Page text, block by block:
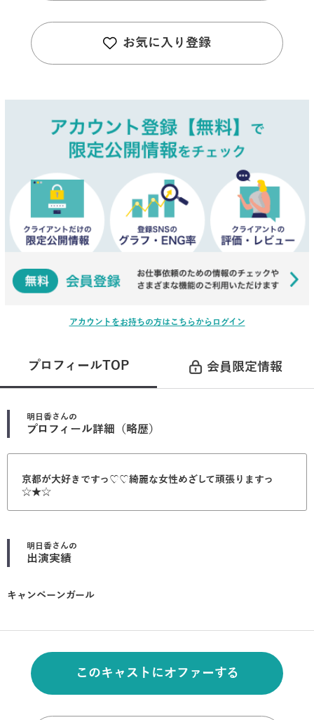
お気に入り登録
アカウントをお持ちの方はこちらからログイン
プロフィールTOP 会員限定情報
明日香さんの
プロフィール詳細（略歴）
京都が大好きですっ♡♡綺麗な女性めざして頑張りますっ
☆★☆
明日香さんの
出演実績
キャンペーンガール
このキャストにオファーする